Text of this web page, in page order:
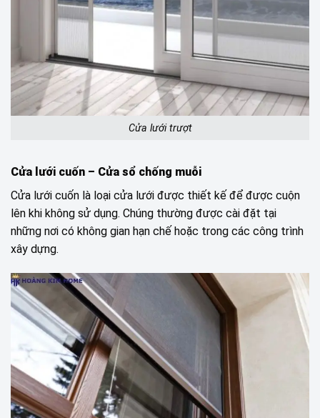
Cửa lưới trượt
Cửa lưới cuốn – Cửa sổ chống muỗi
Cửa lưới cuốn là loại cửa lưới được thiết kế để được cuộn
lên khi không sử dụng. Chúng thường được cài đặt tại
những nơi có không gian hạn chế hoặc trong các công trình
xây dựng.